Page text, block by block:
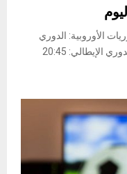
الأوروبية: ​الدوري
الإسباني​: 21:00 رايو فاليكانو – بلد الوليد ​الدوري الإيطالي​: 20:45